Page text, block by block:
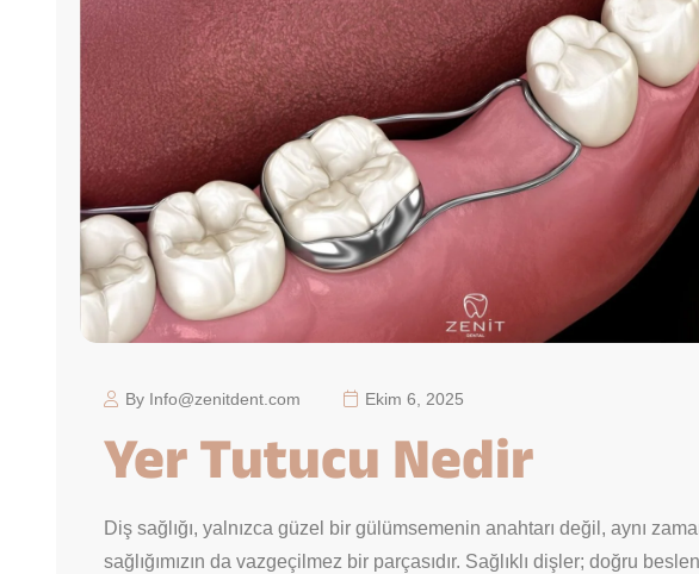
By Info@zenitdent.com Ekim 6, 2025
Yer Tutucu Nedir
Diş sağlığı, yalnızca güzel bir gülümsemenin anahtarı değil, aynı
sağlığımızın da vazgeçilmez bir parçasıdır. Sağlıklı dişler; doğru